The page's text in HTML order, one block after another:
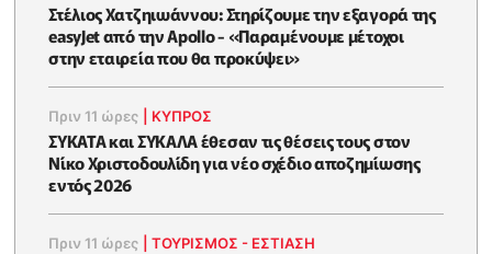
Στέλιος Χατζηιωάννου: Στηρίζουμε την εξαγορά της
easyJet από την Apollo - «Παραμένουμε μέτοχοι
στην εταιρεία που θα προκύψει»
Πριν 11 ώρες ΚΥΠΡΟΣ
ΣΥΚΑΤΑ και ΣΥΚΑΛΑ έθεσαν τις θέσεις τους στον
Νίκο Χριστοδουλίδη για νέο σχέδιο αποζημίωσης
εντός 2026
Πριν 11 ώρες |ΤΟΥΡΙΣΜΟΣ - ΕΣΤΙΑΣΗ